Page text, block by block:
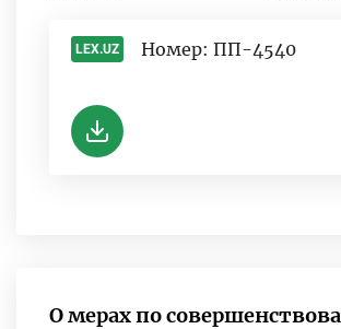
LEX.UZ Номер: ПП-4540
О мерах по